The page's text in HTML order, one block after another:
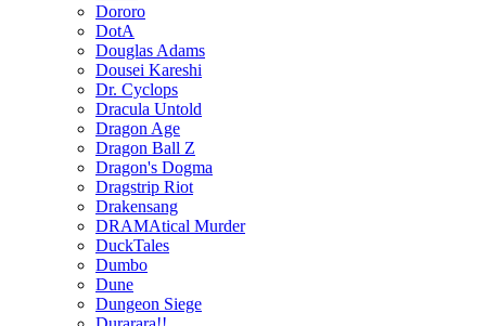
Dororo
DotA
Douglas Adams
Dousei Kareshi
Dr. Cyclops
Dracula Untold
Dragon Age
Dragon Ball Z
Dragon's Dogma
Dragstrip Riot
Drakensang
DRAMAtical Murder
DuckTales
Dumbo
Dune
Dungeon Siege